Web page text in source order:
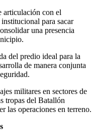
articulación con el
para sacar
una presencia
del predio ideal para la
de manera conjunta
militares en sectores de
tropas del Batallón
las operaciones en terreno.